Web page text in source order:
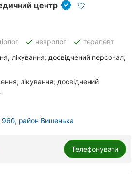
центр
done невролог done терапевт
лікування; досвідчений персонал;
лікування; досвідчений
район Вишенька
Телефонувати